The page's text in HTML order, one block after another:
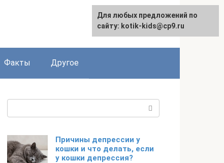
Факты Другое
Причины депрессии у
кошки и что делать, если
у кошки депрессия?
Для любых предложений по
сайту: kotik-kids@cp9.ru